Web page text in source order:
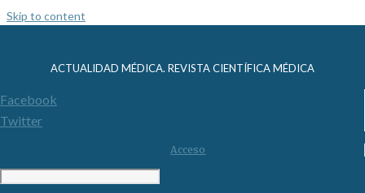
Skip to content
ACTUALIDAD MÉDICA. REVISTA CIENTÍFICA MÉDICA
Facebook
Twitter
Acceso